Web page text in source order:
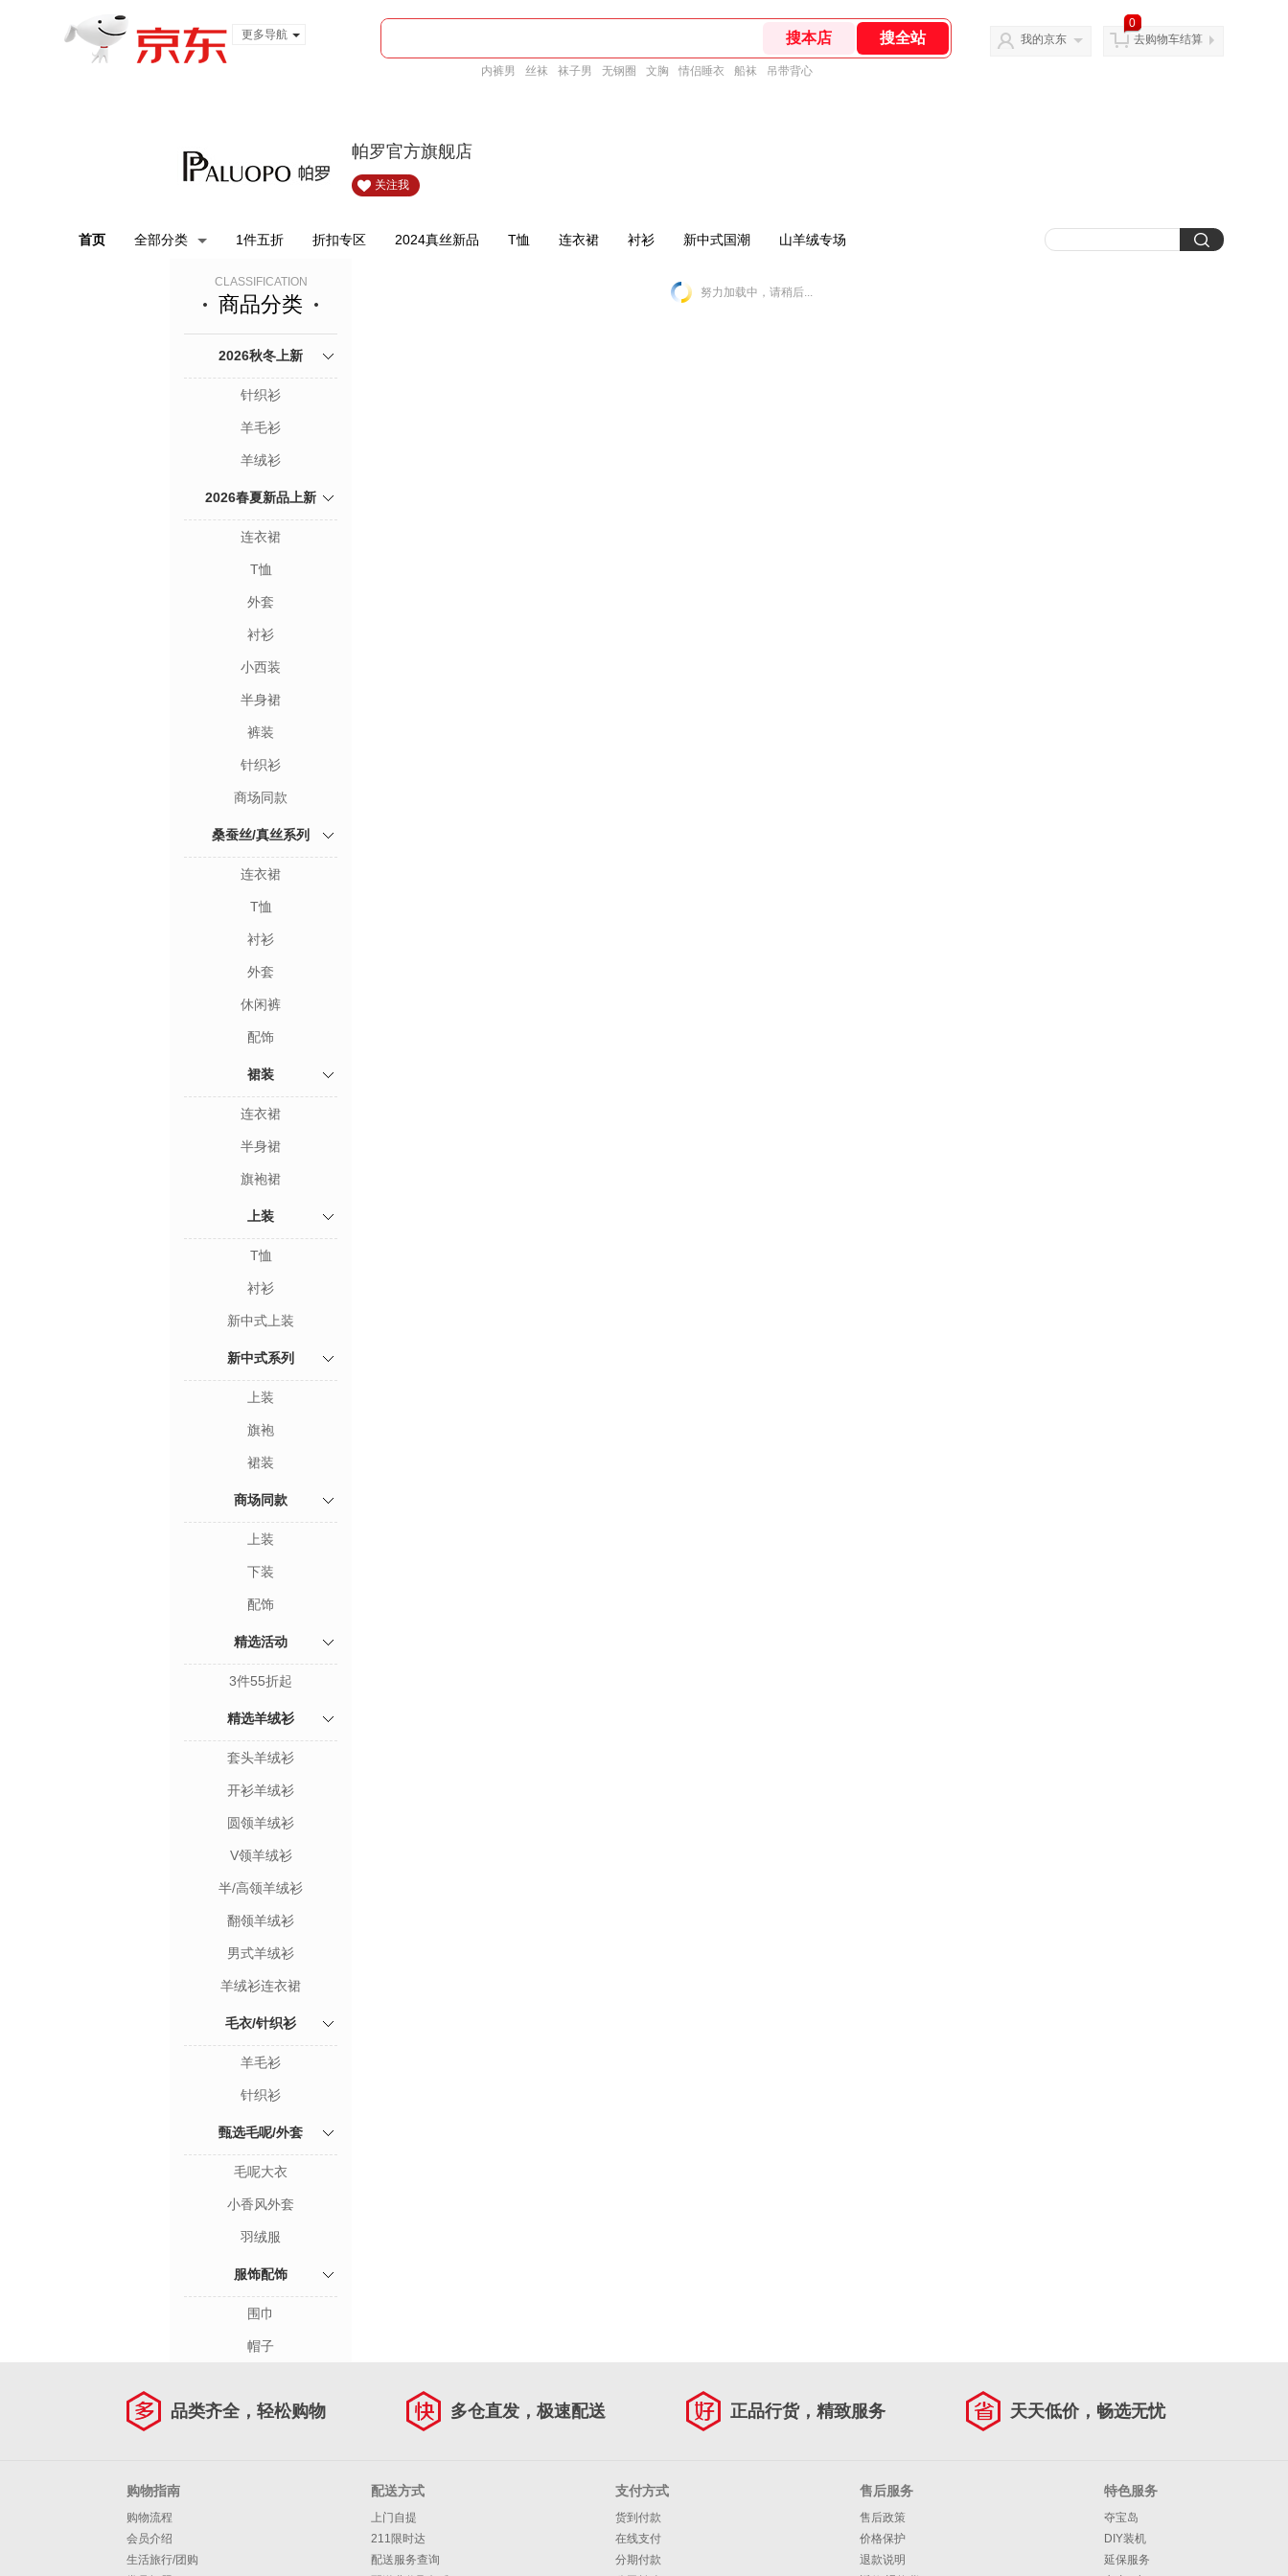
更多导航
内裤男 丝袜 袜子男 无钢圈 文胸 情侣睡衣 船袜 吊带背心
我的京东
0
去购物车结算
帕罗官方旗舰店
关注我
首页 全部分类 1件五折 折扣专区 2024真丝新品 T恤 连衣裙 衬衫 新中式国潮 山羊绒专场
CLASSIFICATION
商品分类
2026秋冬上新
针织衫
羊毛衫
羊绒衫
2026春夏新品上新
连衣裙
T恤
外套
衬衫
小西装
半身裙
裤装
针织衫
商场同款
桑蚕丝/真丝系列
连衣裙
T恤
衬衫
外套
休闲裤
配饰
裙装
连衣裙
半身裙
旗袍裙
上装
T恤
衬衫
新中式上装
新中式系列
上装
旗袍
裙装
商场同款
上装
下装
配饰
精选活动
3件55折起
精选羊绒衫
套头羊绒衫
开衫羊绒衫
圆领羊绒衫
V领羊绒衫
半/高领羊绒衫
翻领羊绒衫
男式羊绒衫
羊绒衫连衣裙
毛衣/针织衫
羊毛衫
针织衫
甄选毛呢/外套
毛呢大衣
小香风外套
羽绒服
服饰配饰
围巾
帽子
努力加载中，请稍后...
品类齐全，轻松购物 多仓直发，极速配送 正品行货，精致服务 天天低价，畅选无忧
购物指南
购物流程
会员介绍
生活旅行/团购
配送方式
上门自提
211限时达
配送服务查询
支付方式
货到付款
在线支付
分期付款
售后服务
售后政策
价格保护
退款说明
特色服务
夺宝岛
DIY装机
延保服务